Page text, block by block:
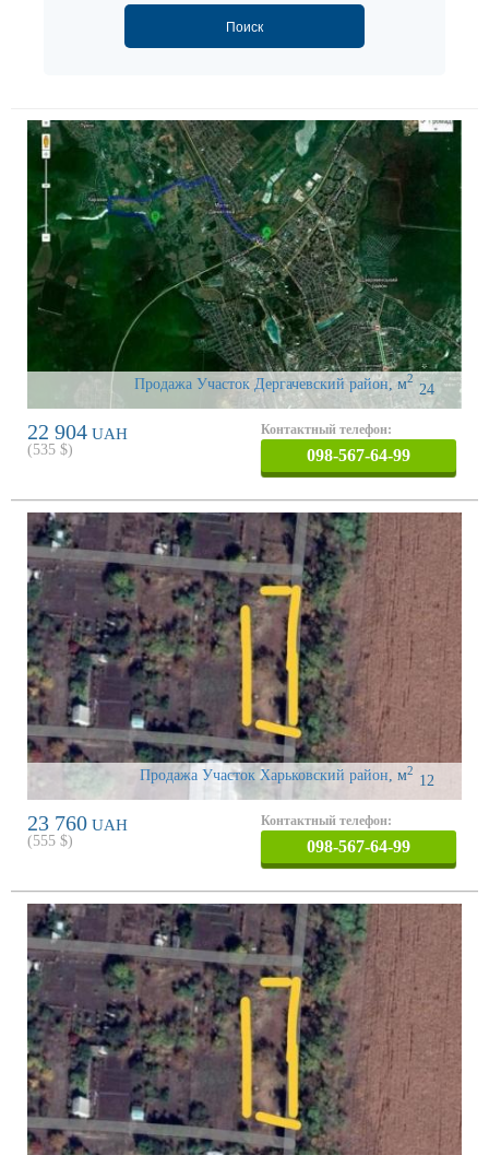
Продажа Участок Дергачевский район , 24
м2
22 904 UAH
(535 $)
Контактный телефон:
098-567-64-99
Продажа Участок Харьковский район, 12
м2
23 760 UAH
(555 $)
Контактный телефон:
098-567-64-99